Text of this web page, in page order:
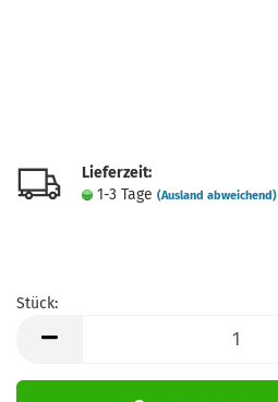
Lieferzeit:
1-3 Tage (Ausland abweichend)
Stück: